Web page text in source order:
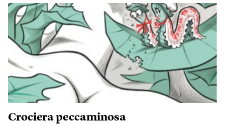
Crociera peccaminosa